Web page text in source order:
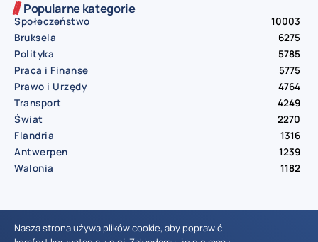
Popularne kategorie
Społeczeństwo
10003
Bruksela
6275
Polityka
5785
Praca i Finanse
5775
Prawo i Urzędy
4764
Transport
4249
Świat
2270
Flandria
1316
Antwerpen
1239
Walonia
1182
© Aktualnosci.be – All Right Reserved 2016-2026
Nasza strona używa plików cookie, aby poprawić